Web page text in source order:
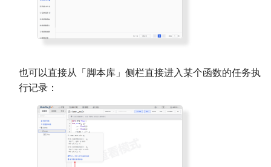
SQL 构造 DFF.SQL
内置变量
也可以直接从「脚本库」侧栏直接进入某个函数的任务执
行记录：